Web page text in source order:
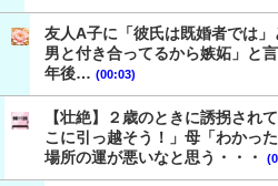
友人A子に「彼氏は既婚者では
男と付き合ってるから嫉妬」と
年後… (00:03)
【壮絶】２歳のときに誘拐され
こに引っ越そう！」母「わかっ
場所の運が悪いなと思う・・・